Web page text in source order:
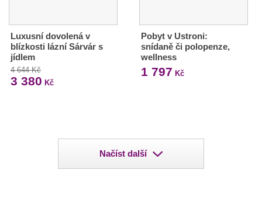
Luxusní dovolená v
blízkosti lázní Sárvár s
jídlem
4 644 Kč
3 380 Kč
Pobyt v Ustroni:
snídaně či polopenze,
wellness
1 797 Kč
Načíst další